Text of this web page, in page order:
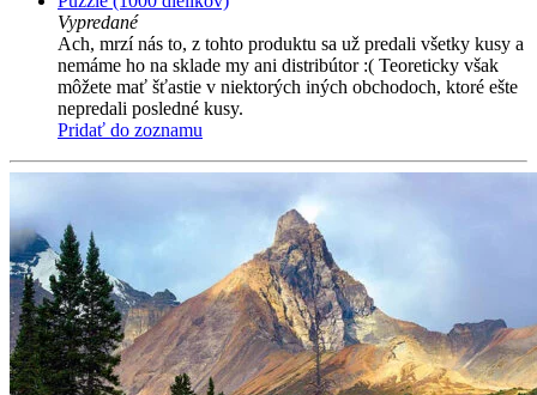
Vypredané
Ach, mrzí nás to, z tohto produktu sa už predali všetky kusy a
nemáme ho na sklade my ani distribútor :( Teoreticky však
môžete mať šťastie v niektorých iných obchodoch, ktoré ešte
nepredali posledné kusy.
Pridať do zoznamu